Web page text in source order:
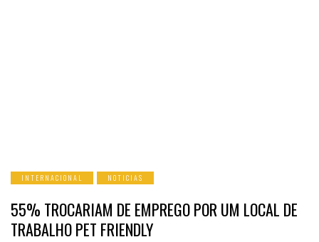
INTERNACIONAL NOTICIAS
55% TROCARIAM DE EMPREGO POR UM LOCAL DE
TRABALHO PET FRIENDLY